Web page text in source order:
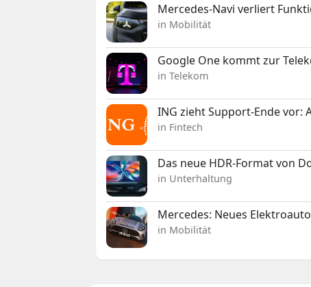
Mercedes-Navi verliert
in Mobilität
Google One kommt zur
in Telekom
ING zieht Support-Ende vor:
in Fintech
Das neue HDR-Format von
in Unterhaltung
Mercedes: Neues
in Mobilität